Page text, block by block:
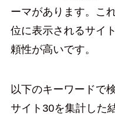
ーマがあります。こ
位に表示されるサイ
頼性が高いです。
以下のキーワードで
サイト30を集計した